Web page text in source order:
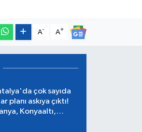
A- A+
çok sayıda
planı askıya çıktı!
Konyaaltı,